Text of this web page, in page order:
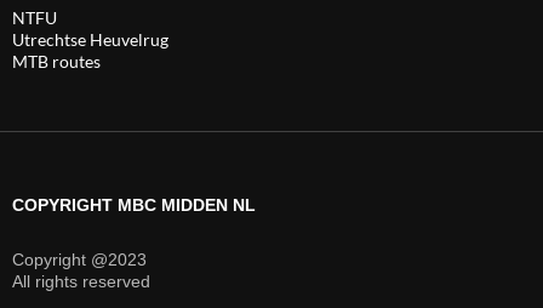
NTFU
Utrechtse Heuvelrug
MTB routes
COPYRIGHT MBC MIDDEN NL
Copyright @2023
All rights reserved